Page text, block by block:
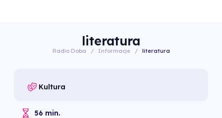
literatura
Radio Doba / Informacje / literatura
Kultura
56 min.